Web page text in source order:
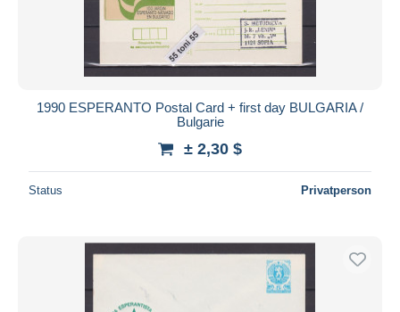
1990 ESPERANTO Postal Card + first day BULGARIA /
Bulgarie
± 2,30 $
Status Privatperson